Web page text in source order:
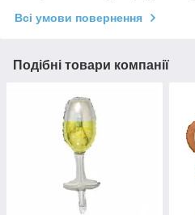
Всі умови повернення
Подібні товари компанії